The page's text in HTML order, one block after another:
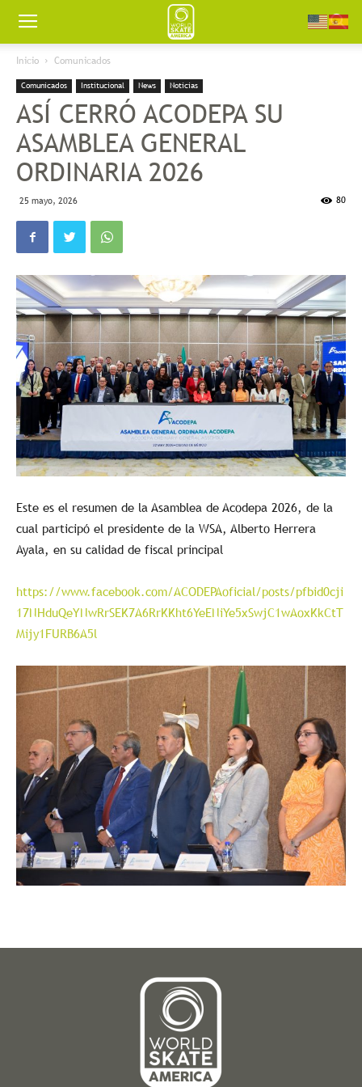
Worldskate
America
Inicio Comunicados
Comunicados Institucional News Noticias
ASÍ CERRÓ ACODEPA SU
ASAMBLEA GENERAL
ORDINARIA 2026
25 mayo, 2026 80
Este es el resumen de la Asamblea de Acodepa 2026, de la
cual participó el presidente de la WSA, Alberto Herrera
Ayala, en su calidad de fiscal principal
https://www.facebook.com/ACODEPAoficial/posts/pfbid0cji
17NHduQeYNwRrSEK7A6RrKKht6YeENiYe5xSwjC1wAoxKkCtT
Mijy1FURB6A5l